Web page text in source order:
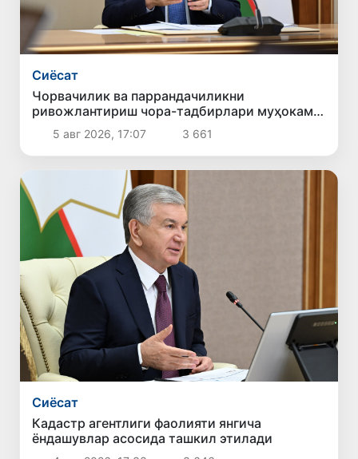
Сиёсат
Чорвачилик ва паррандачиликни
ривожлантириш чора-тадбирлари муҳокама
қилинди
5 авг 2026, 17:07 3 661
Сиёсат
Кадастр агентлиги фаолияти янгича
ёндашувлар асосида ташкил этилади